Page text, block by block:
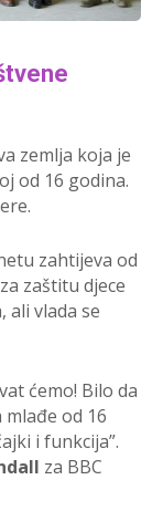
zemlja koja je
od 16 godina.
zahtijeva od
zaštitu djece
ali vlada se
ćemo! Bilo da
od 16
i funkcija”.
za BBC